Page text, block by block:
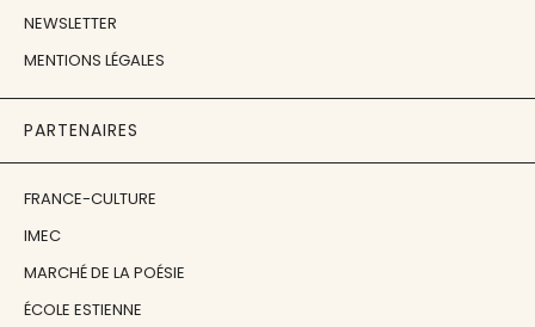
NEWSLETTER
MENTIONS LÉGALES
PARTENAIRES
FRANCE-CULTURE
IMEC
MARCHÉ DE LA POÉSIE
ÉCOLE ESTIENNE